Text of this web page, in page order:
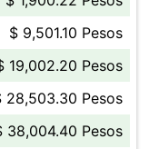
$ 9,501.10 Pesos
19,002.20 Pesos
28,503.30 Pesos
38,004.40 Pesos